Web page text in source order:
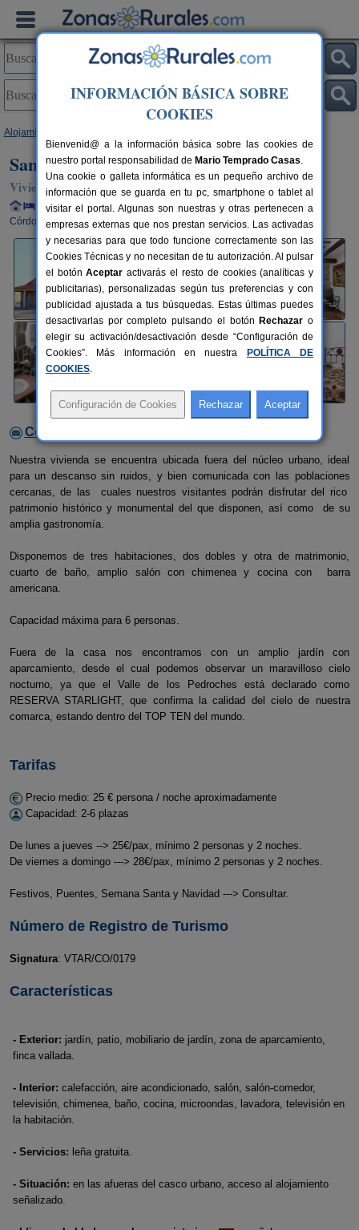
Alojamientos
Santa Clara
Vivienda turística en Belalcázar (Córdoba)
Alquiler completo y por habitaciones 2-6 plazas
98 km de
Córdoba
Contactar con el alojamiento
Nuestra vivienda se encuentra ubicada fuera del núcleo urbano, ideal
para un descanso sin ruidos, y bien comunicada con las poblaciones
cercanas, de las cuales nuestros visitantes podrán disfrutar del rico
patrimonio histórico y monumental del que disponen, así como de su
amplia gastronomía.
Disponemos de tres habitaciones, dos dobles y otra de matrimonio,
cuarto de baño, amplio salón con chimenea y cocina con barra
americana.
Capacidad máxima para 6 personas.
Fuera de la casa nos encontramos con un amplio jardín con
aparcamiento, desde el cual podemos observar un maravilloso cielo
nocturno, ya que el Valle de los Pedroches está declarado como
RESERVA STARLIGHT, que confirma la calidad del cielo de nuestra
comarca, estando dentro del TOP TEN del mundo.
Tarifas
Precio medio: 25 € persona / noche aproximadamente
Capacidad: 2-6 plazas
De lunes a jueves --> 25€/pax, mínimo 2 personas y 2 noches.
De viernes a domingo ---> 28€/pax, mínimo 2 personas y 2 noches.
Festivos, Puentes, Semana Santa y Navidad ---> Consultar.
Número de Registro de Turismo
Signatura: VTAR/CO/0179
Características
- Exterior: jardín, patio, mobiliario de jardín, zona de aparcamiento,
finca vallada.
- Interior: calefacción, aire acondicionado, salón, salón-comedor,
televisión, chimenea, baño, cocina, microondas, lavadora, televisión en
la habitación.
- Servicios: leña gratuita.
- Situación: en las afueras del casco urbano, acceso al alojamiento
señalizado.
INFORMACIÓN BÁSICA SOBRE
COOKIES
Bienvenid@ a la información básica sobre las cookies de
nuestro portal responsabilidad de Mario Temprado Casas.
Una cookie o galleta informática es un pequeño archivo de
información que se guarda en tu pc, smartphone o tablet al
visitar el portal. Algunas son nuestras y otras pertenecen a
empresas externas que nos prestan servicios. Las activadas
y necesarias para que todo funcione correctamente son las
Cookies Técnicas y no necesitan de tu autorización. Al pulsar
el botónAceptar activarás el resto de cookies (analíticas y
publicitarias), personalizadas según tus preferencias y con
publicidad ajustada a tus búsquedas. Estas últimas puedes
desactivarlas por completo pulsando el botón Rechazar o
elegir su activación/desactivación desde “Configuración de
Cookies”. Más información en nuestra
POLÍTICA DE
COOKIES.